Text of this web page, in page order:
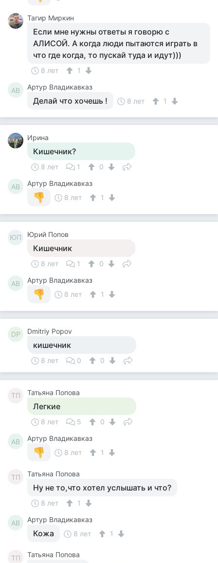
Тагир Миркин
Если мне нужны ответы я говорю с
АЛИСОЙ. А когда люди пытаются играть в
что где когда, то пускай туда и идут)))
8 лет 1
АВ Артур Владикавказ
Делай что хочешь ! 8 лет 1
Ирина
Кишечник?
8 лет 1 0
АВ
Артур Владикавказ
8 лет
1
ЮП Юрий Попов
Кишечник
8 лет 1 0
АВ
Артур Владикавказ
8 лет
1
DP Dmitriy Popov
кишечник
8 лет 0 0
ТП Татьяна Попова
Легкие
8 лет 5 0
АВ
Артур Владикавказ
8 лет
1
ТП Татьяна Попова
Ну не то,что хотел услышать и что?
8 лет 1
АВ Артур Владикавказ
Кожа 8 лет 1
ТП Татьяна Попова